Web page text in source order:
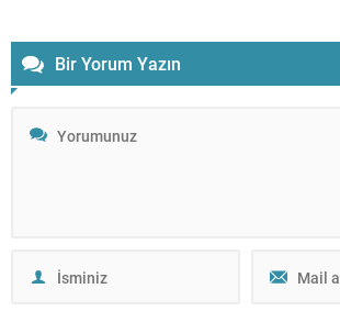
Bir Yorum Yazın